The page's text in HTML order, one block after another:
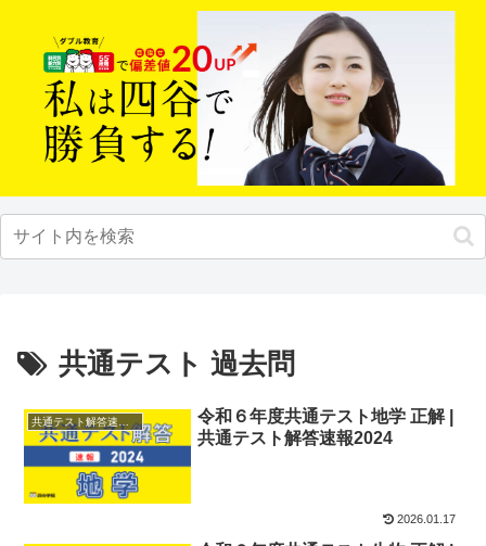
共通テスト 過去問
共通テスト解答速報2024
令和６年度共通テスト地学 正解 |
共通テスト解答速報2024
2026.01.17